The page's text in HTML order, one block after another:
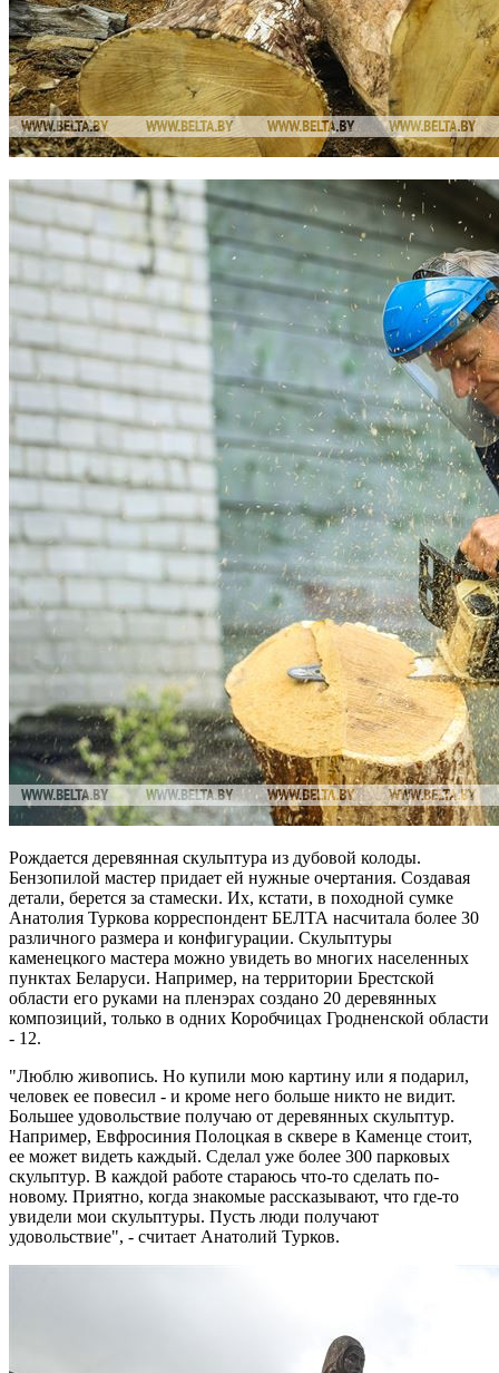
Рождается деревянная скульптура из дубовой колоды.
Бензопилой мастер придает ей нужные очертания. Создавая
детали, берется за стамески. Их, кстати, в походной сумке
Анатолия Туркова корреспондент БЕЛТА насчитала более 30
различного размера и конфигурации. Скульптуры
каменецкого мастера можно увидеть во многих населенных
пунктах Беларуси. Например, на территории Брестской
области его руками на пленэрах создано 20 деревянных
композиций, только в одних Коробчицах Гродненской области
- 12.
"Люблю живопись. Но купили мою картину или я подарил,
человек ее повесил - и кроме него больше никто не видит.
Большее удовольствие получаю от деревянных скульптур.
Например, Евфросиния Полоцкая в сквере в Каменце стоит,
ее может видеть каждый. Сделал уже более 300 парковых
скульптур. В каждой работе стараюсь что-то сделать по-
новому. Приятно, когда знакомые рассказывают, что где-то
увидели мои скульптуры. Пусть люди получают
удовольствие", - считает Анатолий Турков.